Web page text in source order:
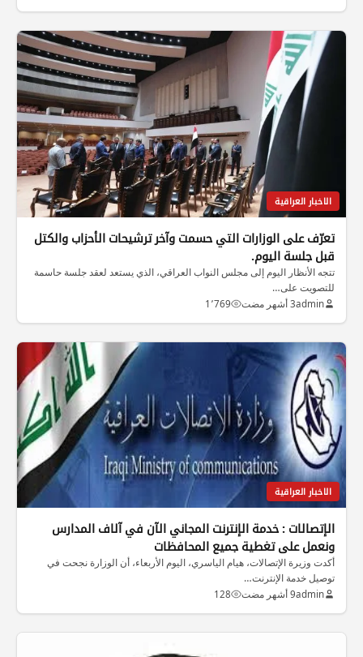
الاخبار العراقية
تعرّف على الوزارات التي حسمت وآخر ترشيحات الأحزاب والكتل
قبل جلسة اليوم.
تتجه الأنظار اليوم إلى مجلس النواب العراقي، الذي يستعد لعقد جلسة حاسمة
للتصويت على…
admin3 أشهر مضت 1٬769
الاخبار العراقية
الإتصالات : خدمة الإنترنت المجاني الآن في آلاف المدارس
ونعمل على تغطية جميع المحافظات
أكدت وزيرة الإتصالات، هيام الياسري، اليوم الأربعاء، أن الوزارة نجحت في
توصيل خدمة الإنترنت…
admin9 أشهر مضت 128